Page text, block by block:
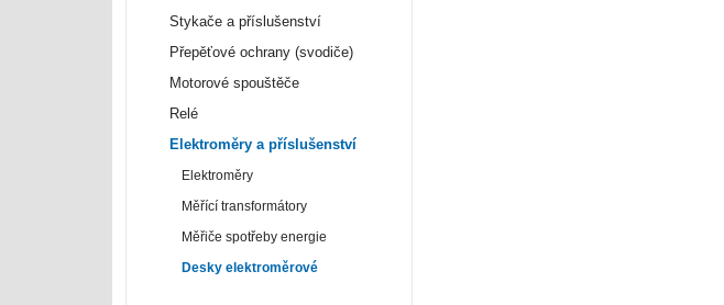
Stykače a příslušenství
Přepěťové ochrany (svodiče)
Motorové spouštěče
Relé
Elektroměry a příslušenství
Elektroměry
Měřící transformátory
Měřiče spotřeby energie
Desky elektroměrové